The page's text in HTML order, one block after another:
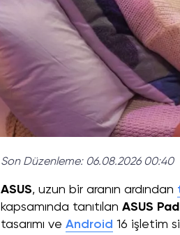
Son Düzenleme: 06.08.2026 00:40
ASUS, uzun bir aranın ardından
kapsamında tanıtılan ASUS
tasarımı ve Android 16 işletim